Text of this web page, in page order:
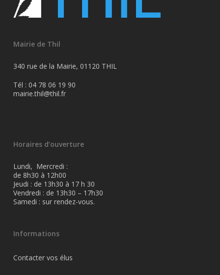
Mairie de Thil
340 rue de la Mairie, 01120 THIL
Tél : 04 78 06 19 90
mairie.thil@thil.fr
Horaires d’ouverture
Lundi, Mercredi :
de 8h30 à 12h00
Jeudi : de 13h30 à 17 h 30
Vendredi : de 13h30 – 17h30
Samedi : sur rendez-vous.
Informations
Contacter vos élus